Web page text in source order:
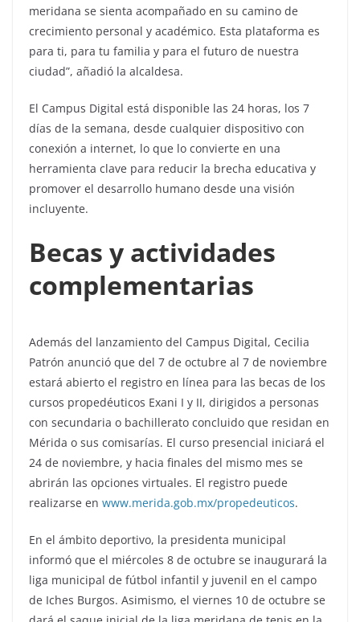
meridana se sienta acompañado en su camino de
crecimiento personal y académico. Esta plataforma es
para ti, para tu familia y para el futuro de nuestra
ciudad”, añadió la alcaldesa.
El Campus Digital está disponible las 24 horas, los 7
días de la semana, desde cualquier dispositivo con
conexión a internet, lo que lo convierte en una
herramienta clave para reducir la brecha educativa y
promover el desarrollo humano desde una visión
incluyente.
Becas y actividades
complementarias
Además del lanzamiento del Campus Digital, Cecilia
Patrón anunció que del 7 de octubre al 7 de noviembre
estará abierto el registro en línea para las becas de los
cursos propedéuticos Exani I y II, dirigidos a personas
con secundaria o bachillerato concluido que residan en
Mérida o sus comisarías. El curso presencial iniciará el
24 de noviembre, y hacia finales del mismo mes se
abrirán las opciones virtuales. El registro puede
realizarse en www.merida.gob.mx/propedeuticos.
En el ámbito deportivo, la presidenta municipal
informó que el miércoles 8 de octubre se inaugurará la
liga municipal de fútbol infantil y juvenil en el campo
de Iches Burgos. Asimismo, el viernes 10 de octubre se